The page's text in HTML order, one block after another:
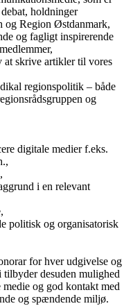
holdninger
og Region Østdanmark,
og fagligt inspirerende
at skrive artikler til vores
regionspolitik – både
og
digitale medier f.eks.
i en relevant
politisk og organisatorisk
for hver udgivelse og
desuden mulighed
og god kontakt med
og spændende miljø.